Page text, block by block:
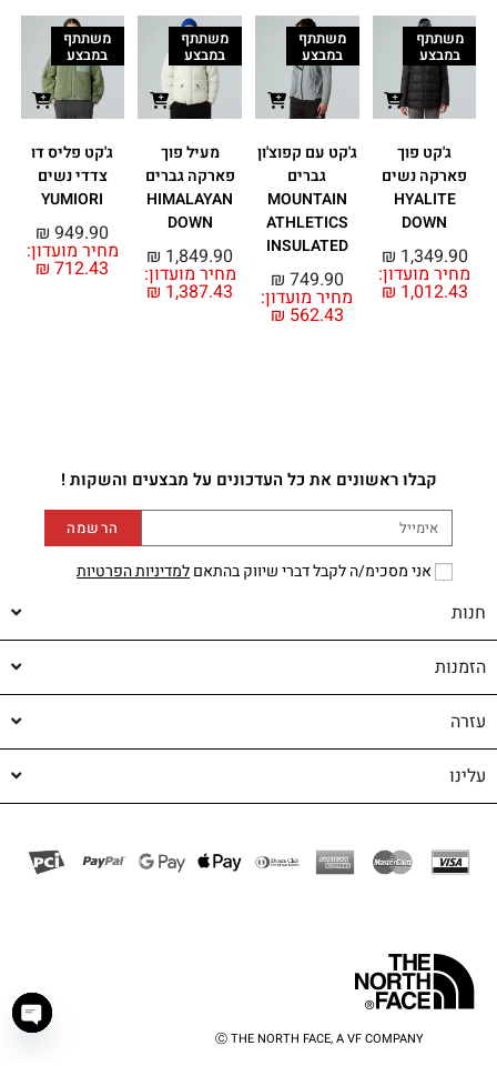
משתתף
במבצע
ג'קט פוך
פארקה נשים
HYALITE
DOWN
מחיר מועדון:
₪ 1,012.43
₪ 1,349.90
משתתף
במבצע
ג'קט עם קפוצ'ון
גברים
MOUNTAIN
ATHLETICS
INSULATED
מחיר מועדון:
₪ 562.43
₪ 749.90
משתתף
במבצע
מעיל פוך
פארקה גברים
HIMALAYAN
DOWN
מחיר מועדון:
₪ 1,387.43
₪ 1,849.90
משתתף
במבצע
ג'קט פליס דו
צדדי נשים
YUMIORI
מחיר מועדון:
₪ 712.43
₪ 949.90
קבלו ראשונים את כל העדכונים על מבצעים והשקות !
אני מסכימ/ה לקבל דברי שיווק בהתאםלמדיניות הפרטיות
הרשמה
חנות
הזמנות
עזרה
עלינו
Ⓒ THE NORTH FACE, A VF COMPANY